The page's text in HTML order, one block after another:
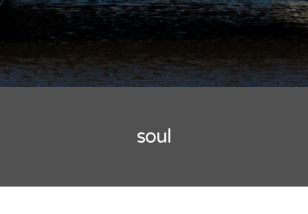
soul